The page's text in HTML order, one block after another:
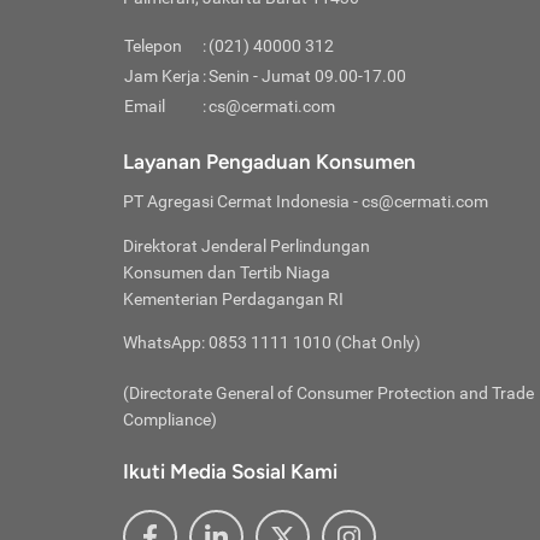
rendah
Jika
Kredit
Telepon :(021) 40000 312
Jam Kerja :Senin - Jumat 09.00-17.00
Email
:cs@cermati.com
Layanan Pengaduan Konsumen
PT Agregasi Cermat Indonesia - cs@cermati.com
Direktorat Jenderal Perlindungan
Konsumen dan Tertib Niaga
Kementerian Perdagangan RI
WhatsApp: 0853 1111 1010 (Chat Only)
(Directorate General of Consumer Protection and Trade
Compliance)
Ikuti Media Sosial Kami